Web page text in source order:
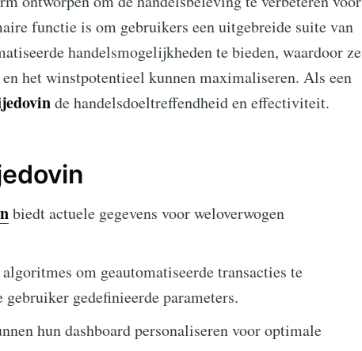
functie is om gebruikers een uitgebreide suite van
handelsmogelijkheden te bieden, waardoor ze
het winstpotentieel kunnen maximaliseren. Als een
de handelsdoeltreffendheid en effectiviteit.
biedt actuele gegevens voor weloverwogen
om geautomatiseerde transacties te
gedefinieerde parameters.
hun dashboard personaliseren voor optimale